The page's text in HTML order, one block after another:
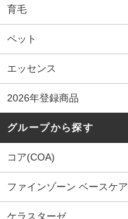
育毛
ペット
エッセンス
2026年登録商品
グループから探す
コア(COA)
ファインゾーン ベースケア
ケラスターゼ